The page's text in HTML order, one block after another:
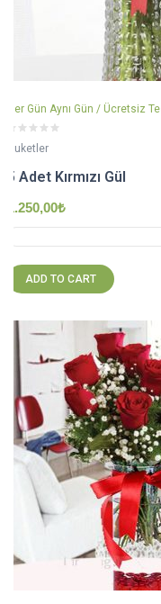
Her Gün Aynı Gün / Ücretsiz
Buketler
5 Adet Kırmızı Gül
1.250,00₺
ADD TO CART